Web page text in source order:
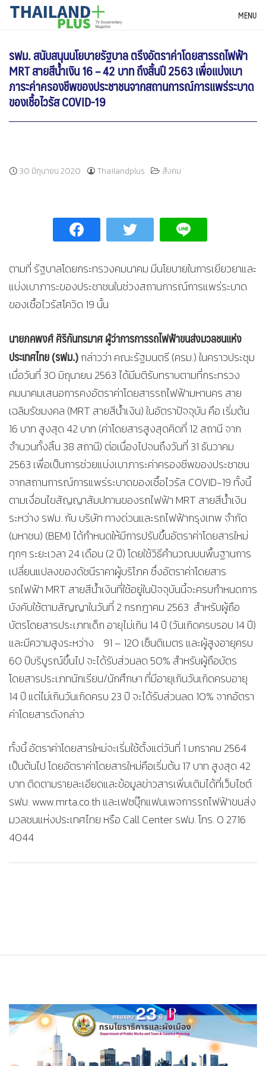
SkipTHAILANDPLUS NEWS MENU
รฟม. สนับสนุนนโยบายรัฐบาล ตรึงอัตราค่าโดยสารรถไฟฟ้า
MRT สายสีน้ำเงิน 16 – 42 บาท ถึงสิ้นปี 2563 เพื่อแบ่งเบา
ภาระค่าครองชีพของประชาชนจากสถานการณ์การแพร่ระบาด
ของเชื้อไวรัส COVID-19
30 มิถุนายน 2020 Thailandplus สังคม
ตามที่ รัฐบาลโดยกระทรวงคมนาคม มีนโยบายในการเยียวยาและ
แบ่งเบาภาระของประชาชนในช่วงสถานการณ์การแพร่ระบาด
ของเชื้อไวรัสโควิด 19 นั้น
นายภคพงศ์ ศิริกันทรมาศ ผู้ว่าการการรถไฟฟ้าขนส่งมวลชนแห่ง
ประเทศไทย (รฟม.)กล่าวว่า คณะรัฐมนตรี (ครม.) ในคราวประชุม
เมื่อวันที่ 30 มิถุนายน 2563 ได้มีมติรับทราบตามที่กระทรวง
คมนาคมเสนอการคงอัตราค่าโดยสารรถไฟฟ้ามหานคร สาย
เฉลิมรัชมงคล (MRT สายสีน้ำเงิน) ในอัตราปัจจุบัน คือ เริ่มต้น
16 บาท สูงสุด 42 บาท (ค่าโดยสารสูงสุดคิดที่ 12 สถานี จาก
จำนวนทั้งสิ้น 38 สถานี) ต่อเนื่องไปจนถึงวันที่ 31 ธันวาคม
2563 เพื่อเป็นการช่วยแบ่งเบาภาระค่าครองชีพของประชาชน
จากสถานการณ์การแพร่ระบาดของเชื้อไวรัส COVID-19 ทั้งนี้
ตามเงื่อนไขสัญญาสัมปทานของรถไฟฟ้า MRT สายสีน้ำเงิน
ระหว่าง รฟม. กับ บริษัท ทางด่วนและรถไฟฟ้ากรุงเทพ จำกัด
(มหาชน) (BEM) ได้กำหนดให้มีการปรับขึ้นอัตราค่าโดยสารใหม่
ทุกๆ ระยะเวลา 24 เดือน (2 ปี) โดยใช้วิธีคำนวณบนพื้นฐานการ
เปลี่ยนแปลงของดัชนีราคาผู้บริโภค ซึ่งอัตราค่าโดยสาร
รถไฟฟ้า MRT สายสีน้ำเงินที่ใช้อยู่ในปัจจุบันนี้จะครบกำหนดการ
บังคับใช้ตามสัญญาในวันที่ 2 กรกฎาคม 2563 สำหรับผู้ถือ
บัตรโดยสารประเภทเด็ก อายุไม่เกิน 14 ปี (วันเกิดครบรอบ 14 ปี)
และมีความสูงระหว่าง 91 – 120 เซ็นติเมตร และผู้สูงอายุครบ
60 ปีบริบูรณ์ขึ้นไป จะได้รับส่วนลด 50% สำหรับผู้ถือบัตร
โดยสารประเภทนักเรียน/นักศึกษา ที่มีอายุเกินวันเกิดครบอายุ
14 ปี แต่ไม่เกินวันเกิดครบ 23 ปี จะได้รับส่วนลด 10% จากอัตรา
ค่าโดยสารดังกล่าว
ทั้งนี้ อัตราค่าโดยสารใหม่จะเริ่มใช้ตั้งแต่วันที่ 1 มกราคม 2564
เป็นต้นไป โดยอัตราค่าโดยสารใหม่คือเริ่มต้น 17 บาท สูงสุด 42
บาท ติดตามรายละเอียดและข้อมูลข่าวสารเพิ่มเติมได้ที่เว็บไซต์
รฟม. www.mrta.co.th และเฟซบุ๊กแฟนเพจการรถไฟฟ้าขนส่ง
มวลชนแห่งประเทศไทย หรือ Call Center รฟม. โทร. 0 2716
4044